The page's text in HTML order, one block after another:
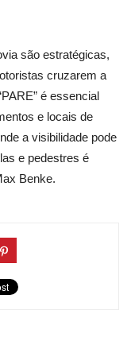
são estratégicas,
cruzarem a
é essencial
e locais de
a visibilidade pode
e pedestres é
Benke.